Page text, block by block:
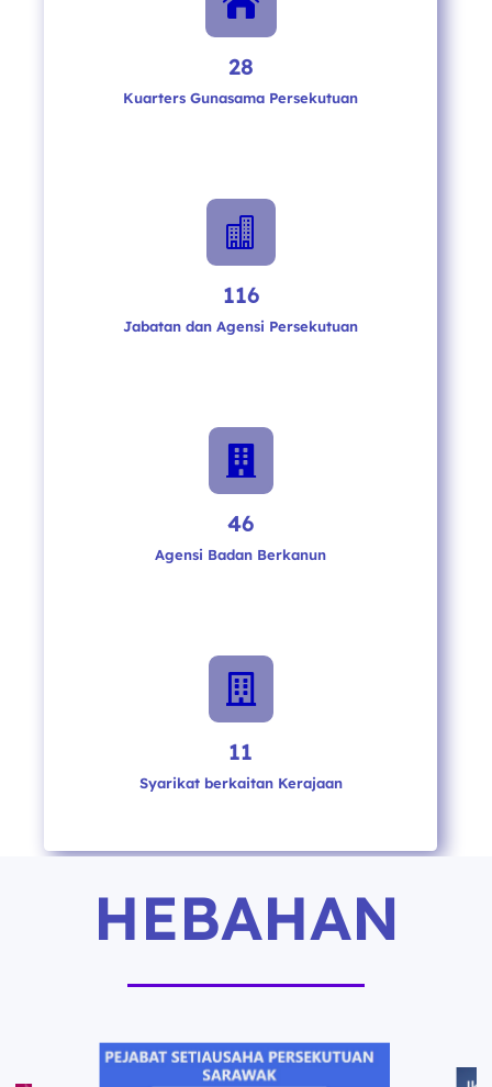
28
Kuarters Gunasama Persekutuan

116
Jabatan dan Agensi Persekutuan

46
Agensi Badan Berkanun

11
Syarikat berkaitan Kerajaan
HEBAHAN